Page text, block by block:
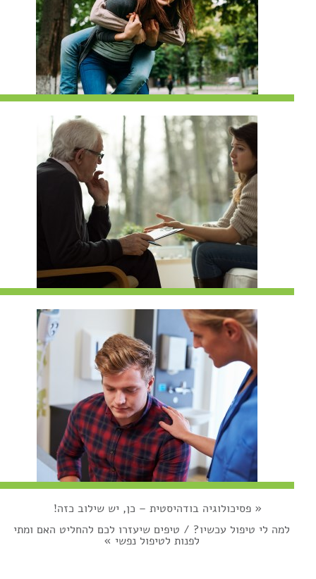
« פסיכולוגיה בודהיסטית – כן, יש שילוב כזה!
למה לי טיפול עכשיו? / טיפים שיעזרו לכם להחליט האם ומתי
לפנות לטיפול נפשי»